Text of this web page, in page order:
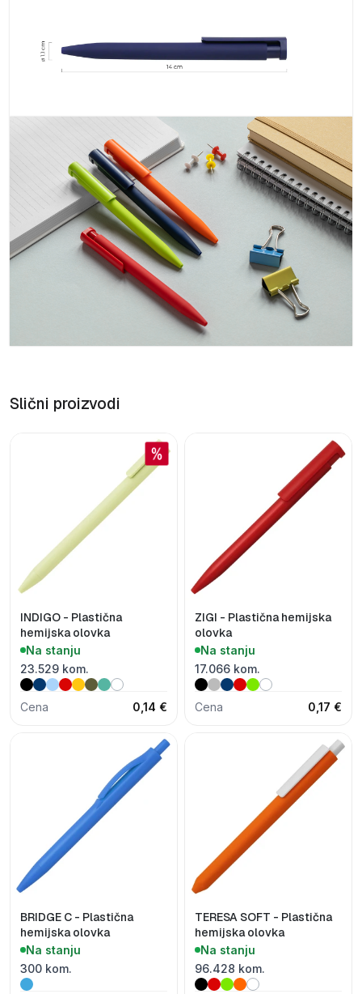
Slični proizvodi
INDIGO - Plastična
hemijska olovka
Na stanju
23.529 kom.
Cena 0,14 €
ZIGI - Plastična hemijska
olovka
Na stanju
17.066 kom.
Cena 0,17 €
BRIDGE C - Plastična
hemijska olovka
Na stanju
300 kom.
TERESA SOFT - Plastična
hemijska olovka
Na stanju
96.428 kom.